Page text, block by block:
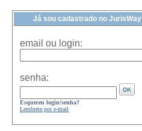
Já sou cadastrado no JurisWay
email ou login:
senha:
Esqueceu login/senha?
Lembrete por e-mail